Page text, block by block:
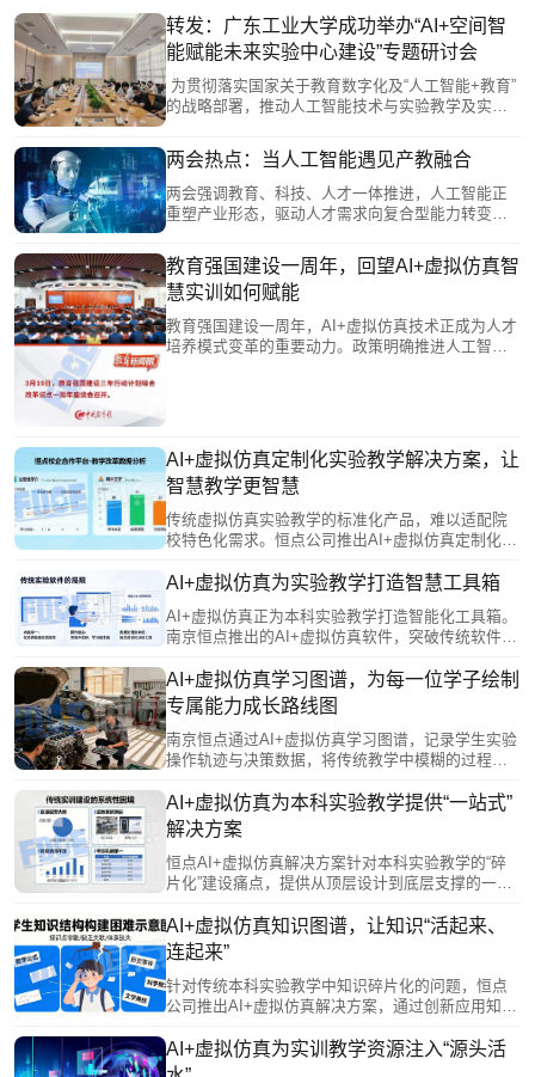
转发：广东工业大学成功举办“AI+空间智
能赋能未来实验中心建设”专题研讨会
为贯彻落实国家关于教育数字化及“人工智能+教育”
的战略部署，推动人工智能技术与实验教学及实验
了“AI+空间智能赋能未来实验中心建设”专题研讨
会。
两会热点：当人工智能遇见产教融合
两会强调教育、科技、人才一体推进，人工智能正
重塑产业形态，驱动人才需求向复合型能力转变。
色AI职业教育大模型。南京恒点以AI+虚拟仿真方案
回应，将AI融入教学全流程，构建虚拟实训环境，
实现产教融合与“教学—实训—就业”贯通。两会释放
信号：AI与虚拟仿真正从辅助工具转变为人才培养
的重要动力。
教育强国建设一周年，回望AI+虚拟仿真智
慧实训如何赋能
教育强国建设一周年，AI+虚拟仿真技术正成为人才
培养模式变革的重要动力。政策明确推进人工智能
真实训室，支持学生从“使用者”升级为“创造者”，以
技术创新推动教育系统性跃升。
AI+虚拟仿真定制化实验教学解决方案，让
智慧教学更智慧
传统虚拟仿真实验教学的标准化产品，难以适配院
校特色化需求。恒点公司推出AI+虚拟仿真定制化服
计，实现从“被动接受”到“主动创造”。该方案对接产
块化架构，支持持续进化与升级，真正实现“一校一
策”，让技术服务于教育本质。
AI+虚拟仿真为实验教学打造智慧工具箱
AI+虚拟仿真正为本科实验教学打造智能化工具箱。
南京恒点推出的AI+虚拟仿真软件，突破传统软件
学生操作细节，进行智能比对与分析，建立个性化
能力档案并生成可视化学习报告，支持学生自我改
进与教师精准教学。其开放架构提供二次开发接口
和编辑器，方便教师自主创建实验模块，对接现有
系统，实现数据贯通。
AI+虚拟仿真学习图谱，为每一位学子绘制
专属能力成长路线图
南京恒点通过AI+虚拟仿真学习图谱，记录学生实验
操作轨迹与决策数据，将传统教学中模糊的过程转
推荐个性化学习路径与拓展方向；同时为教师提供
多维教学报告，支持精准指导与策略调整。该技术
助力学生从被动接收者成长为主动管理者，实现从
“标准化培养”向“个性化成长”的转变。
AI+虚拟仿真为本科实验教学提供“一站式”
解决方案
恒点AI+虚拟仿真解决方案针对本科实验教学的“碎
片化”建设痛点，提供从顶层设计到底层支撑的一站
孤岛，实现教学全流程贯通；资源体系覆盖多学科
并支持院校特色接入，服务贯穿建设全周期。它赋
能教师进行知识图谱规划，为学生提供个性化沉浸
环境，并具备持续进化能力，确保实验教学与学科
前沿同步，系统性地支撑院校教学改革的深化与创
AI+虚拟仿真知识图谱，让知识“活起来、
连起来”
针对传统本科实验教学中知识碎片化的问题，恒点
公司推出AI+虚拟仿真解决方案，通过创新应用知识
案构建了多层级知识网络，既能帮助学生直观感知
知识关联、自主规划学习路径，又能通过数据画像
AI+虚拟仿真为实训教学资源注入“源头活